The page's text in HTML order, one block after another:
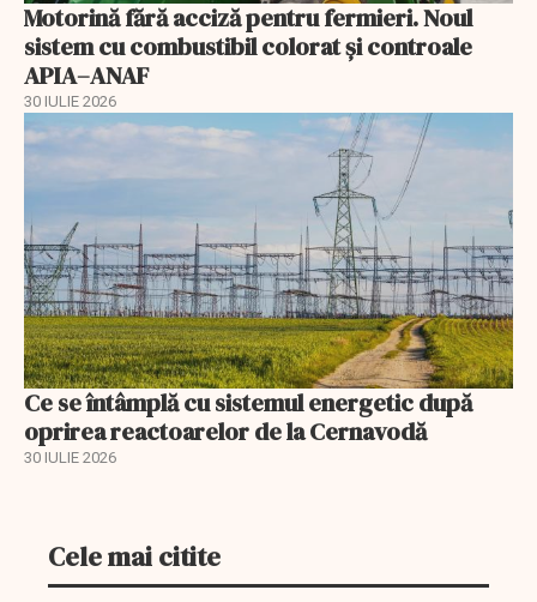
Motorină fără acciză pentru fermieri. Noul
sistem cu combustibil colorat și controale
APIA–ANAF
30 IULIE 2026
Ce se întâmplă cu sistemul energetic după
oprirea reactoarelor de la Cernavodă
30 IULIE 2026
Cele mai citite